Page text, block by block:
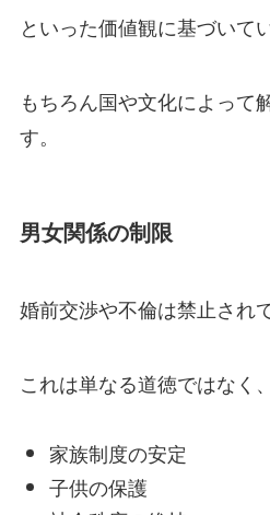
といった価値観に基づいて
もちろん国や文化によって
す。
男女関係の制限
婚前交渉や不倫は禁止され
これは単なる道徳ではなく、
家族制度の安定
子供の保護